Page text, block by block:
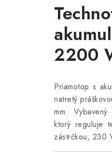
2200
Priamotop s
natretý
mm.
ktorý reguluje
zástrčkou, 230